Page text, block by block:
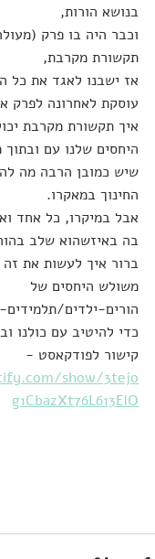
בנושא הורות,
וכבר היה בו פרק
תקשורת מקרבת,
אז ישבנו לאגד את כל
עוסקת לאחרונה לפרק
איך תקשורת מקרבת
היחסים שלנו עם
שיש כמובן הרבה מה
החינוך במאקרו.
אבל במיקרו, כל אחד
בה באיזשהוא שלב
ברור איך לעשות את זה
משולש היחסים של
הורים-ילדים/
כדי להיטיב עם כולנו
קישור לפודקאסט -
show/3tejo
g1CbazXt76L613ElO